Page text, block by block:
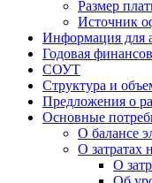
Размер
Источник
Информация для
Годовая
СОУТ
Структура и
Предложения о
Основные
О балансе
О затратах
О